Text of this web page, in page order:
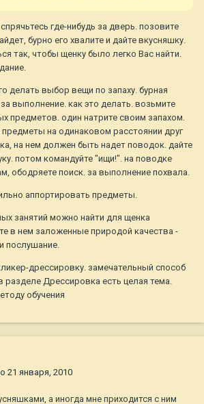
где-нибудь за дверь. позовите
бурно его хвалите и дайте вкусняшку.
так, чтобы щенку было легко Вас найти.
делать выбор вещи по запаху. бурная
выполнение. как это делать. возьмите
предметов. один натрите своим запахом.
на одинаковом расстоянии друг
на нем должен быть надет поводок. дайте
потом командуйте "ищи!". на поводке
ободряете поиск. за выполнение похвала.
аппортировать предметы.
занятий можно найти для щенка
в нем заложенные природой качества -
послушание.
дрессировку. замечательный способ
Дрессировка есть целая тема.
обучения
21 января, 2010
а иногда мне приходится с ним